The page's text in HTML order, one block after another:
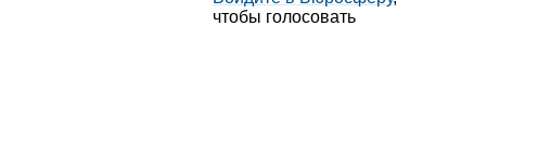
чтобы голосовать